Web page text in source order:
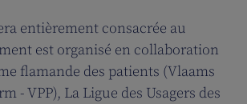
entièrement consacrée au
est organisé en collaboration
flamande des patients (Vlaams
- VPP), La Ligue des Usagers des